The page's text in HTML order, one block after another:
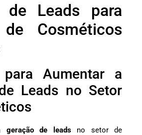
de Leads para
Cosméticos
para Aumentar a
Leads no Setor
geração de leadsno setor de